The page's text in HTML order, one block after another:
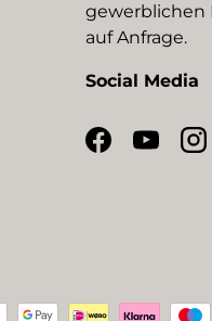
gewerblichen
auf Anfrage.
Social Media
Facebook
YouTube